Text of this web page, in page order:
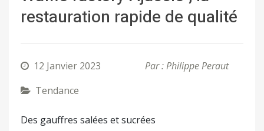
restauration rapide de qualité
12 Janvier 2023
Par : Philippe Peraut
Tendance
Des gauffres salées et sucrées